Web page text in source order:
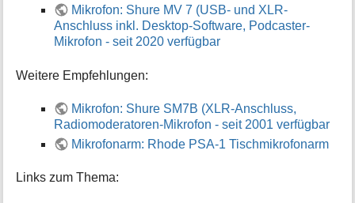
Mikrofon: Shure MV 7 (USB- und XLR-
Anschluss inkl. Desktop-Software, Podcaster-
Mikrofon - seit 2020 verfügbar
Weitere Empfehlungen:
Mikrofon: Shure SM7B (XLR-Anschluss,
Radiomoderatoren-Mikrofon - seit 2001 verfügbar
Mikrofonarm: Rhode PSA-1 Tischmikrofonarm
Links zum Thema: